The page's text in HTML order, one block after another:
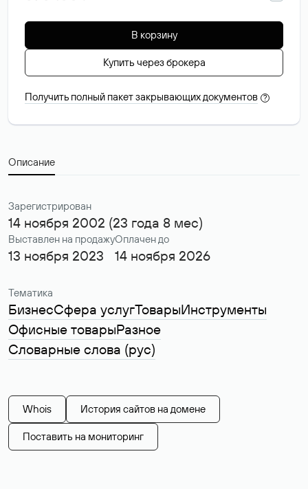
В корзину
Купить через брокера
Получить полный пакет закрывающих документов ?
Описание
Зарегистрирован
14 ноября 2002 (23 года 8 мес)
Выставлен на продажу
13 ноября 2023
Оплачен до
14 ноября 2026
Тематика
БизнесСфера услугТоварыИнструменты
Офисные товарыРазное
Словарные слова (рус)
Whois История сайтов на домене
Поставить на мониторинг